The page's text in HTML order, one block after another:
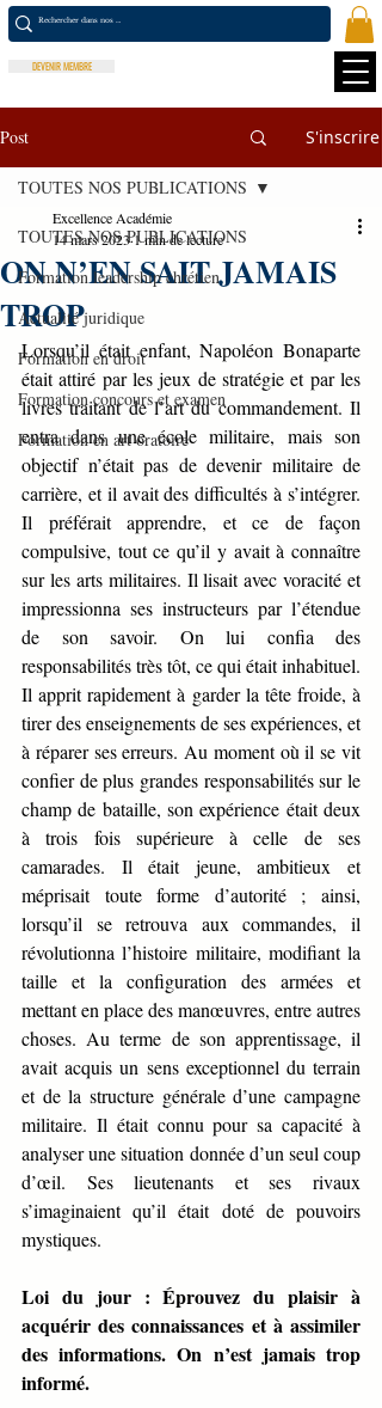
DEVENIR MEMBRE
Post S'inscrire
TOUTES NOS PUBLICATIONS
Formation leadership chrétien
Actualité juridique
Formation en droit
Formation concours et examen
Formation en art oratoire
TOUTES NOS PUBLICATIONS
ON N’EN SAIT JAMAIS
TROP
Excellence Académie
14 mars 20231 min de lecture
Lorsqu’il était enfant, Napoléon Bonaparte
était attiré par les jeux de stratégie et par les
livres traitant de l’art du commandement. Il
entra dans une école militaire, mais son
objectif n’était pas de devenir militaire de
carrière, et il avait des difficultés à s’intégrer.
Il préférait apprendre, et ce de façon
compulsive, tout ce qu’il y avait à connaître
sur les arts militaires. Il lisait avec voracité et
impressionna ses instructeurs par l’étendue
de son savoir. On lui confia des
responsabilités très tôt, ce qui était inhabituel.
Il apprit rapidement à garder la tête froide, à
tirer des enseignements de ses expériences, et
à réparer ses erreurs. Au moment où il se vit
confier de plus grandes responsabilités sur le
champ de bataille, son expérience était deux
à trois fois supérieure à celle de ses
camarades. Il était jeune, ambitieux et
méprisait toute forme d’autorité ; ainsi,
lorsqu’il se retrouva aux commandes, il
révolutionna l’histoire militaire, modifiant la
taille et la configuration des armées et
mettant en place des manœuvres, entre autres
choses. Au terme de son apprentissage, il
avait acquis un sens exceptionnel du terrain
et de la structure générale d’une campagne
militaire. Il était connu pour sa capacité à
analyser une situation donnée d’un seul coup
d’œil. Ses lieutenants et ses rivaux
s’imaginaient qu’il était doté de pouvoirs
mystiques.
Loi du jour : Éprouvez du plaisir à
acquérir des connaissances et à assimiler
des informations. On n’est jamais trop
informé.